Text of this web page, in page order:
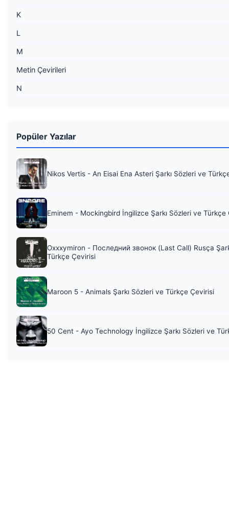
K
L
M
Metin Çevirileri
N
Popüler Yazılar
Nikos Vertis - An Eisai Ena Asteri Şarkı Sözleri ve
Eminem - Mockingbird İngilizce Şarkı Sözleri ve Türkçe
Oxxxymiron - Последний звонок (Last Call) Rusça
Türkçe Çevirisi
Maroon 5 - Animals Şarkı Sözleri ve Türkçe Çevirisi
50 Cent - Ayo Technology İngilizce Şarkı Sözleri ve